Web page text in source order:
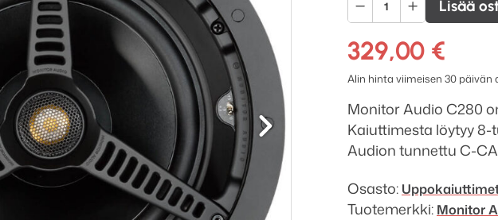
Seuraava
Audio
C280
uppokaiutin
määrä
Lisää
329,00 €
Alin hinta viimeisen 30 päivän
Monitor Audio C280
Kaiuttimesta löytyy
Audion tunnettu C-
Osasto:
Tuotemerkki: Monitor